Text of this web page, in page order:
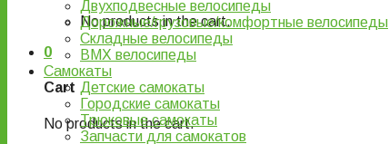
No products in the cart.
0
Cart
No products in the cart.
Двухподвесные велосипеды
Дорожные/грузовые/комфортные велосипеды
Складные велосипеды
BMX велосипеды
Самокаты
Детские самокаты
Городские самокаты
Трюковые самокаты
Запчасти для самокатов